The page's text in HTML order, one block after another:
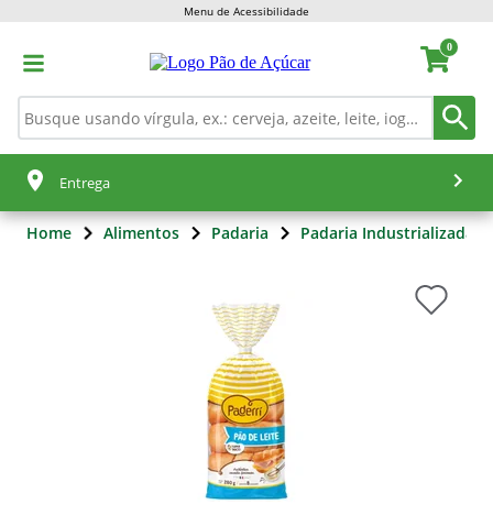
Menu de Acessibilidade
0
Entrega
Home Alimentos Padaria Padaria Industrializada